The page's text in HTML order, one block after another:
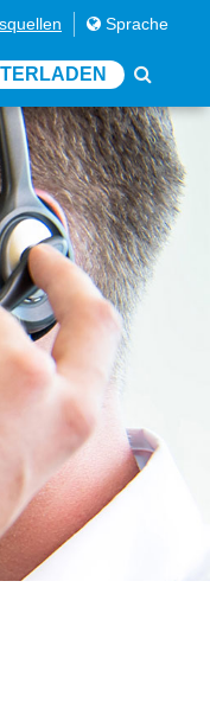
Sprache